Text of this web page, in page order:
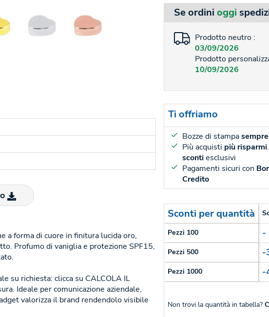
Se ordini oggi
Prodotto neutro :
03/09/2026
Prodotto
10/09/2026
a forma di cuore in finitura lucida oro,
Profumo di vaniglia e protezione SPF15,
su richiesta: clicca su CALCOLA IL
Ideale per comunicazione aziendale,
valorizza il brand rendendolo visibile
Ti offriamo
Bozze di stampa
Più acquisti più risparmi
scontiesclusivi
Pagamenti sicuri con
Credito
Sconti per quantità
Pezzi 100 -
Pezzi 500 -
Pezzi 1000 -
Non trovi la quantità in tabella?